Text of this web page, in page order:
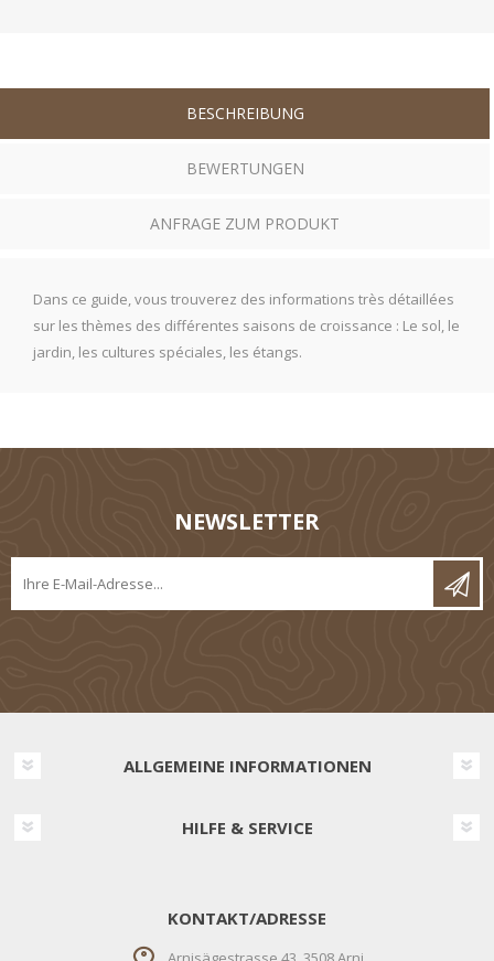
BESCHREIBUNG
BEWERTUNGEN
ANFRAGE ZUM PRODUKT
Dans ce guide, vous trouverez des informations très détaillées
sur les thèmes des différentes saisons de croissance : Le sol, le
jardin, les cultures spéciales, les étangs.
NEWSLETTER
ALLGEMEINE INFORMATIONEN
HILFE & SERVICE
KONTAKT/ADRESSE